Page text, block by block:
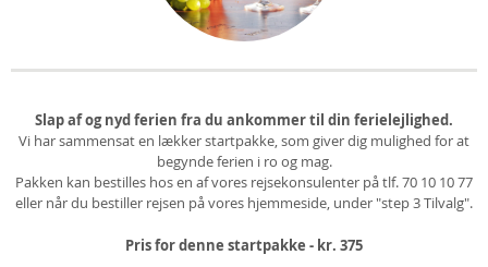
Slap af og nyd ferien fra du ankommer til din ferielejlighed.
Vi har sammensat en lækker startpakke, som giver dig mulighed for at
begynde ferien i ro og mag.
Pakken kan bestilles hos en af vores rejsekonsulenter på tlf. 70 10 10 77
eller når du bestiller rejsen på vores hjemmeside, under "step 3 Tilvalg".
Pris for denne startpakke - kr. 375